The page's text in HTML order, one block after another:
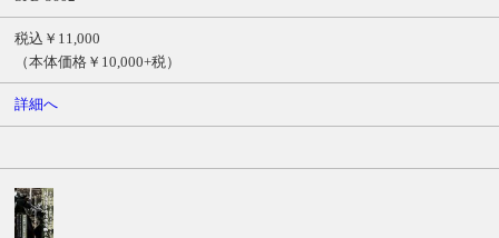
税込￥11,000
（本体価格￥10,000+税）
詳細へ